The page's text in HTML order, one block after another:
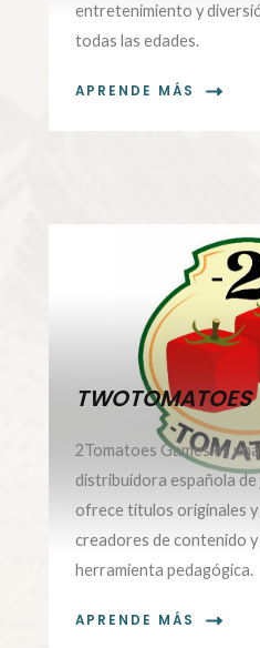
entretenimiento y
todas las edades.
APRENDE MÁS
TWOTOMATOES
2Tomatoes Games es
distribuidora española de
ofrece títulos originales
creadores de contenido
herramienta pedagógica.
APRENDE MÁS